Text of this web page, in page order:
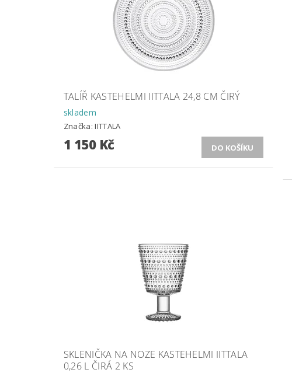
TALÍŘ KASTEHELMI IITTALA 24,8 CM ČIRÝ
skladem
Značka:IITTALA
1 150 Kč
SKLENIČKA NA NOZE KASTEHELMI IITTALA
0,26 L ČIRÁ 2 KS